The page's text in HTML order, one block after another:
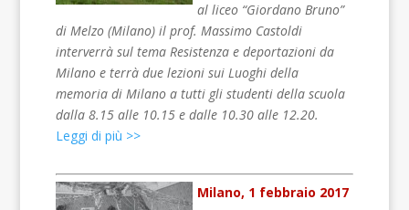
al liceo “Giordano Bruno”
di Melzo (Milano) il prof. Massimo Castoldi
interverrà sul tema Resistenza e deportazioni da
Milano e terrà due lezioni sui Luoghi della
memoria di Milano a tutti gli studenti della scuola
dalla 8.15 alle 10.15 e dalle 10.30 alle 12.20.
Leggi di più >>
Milano, 1 febbraio 2017